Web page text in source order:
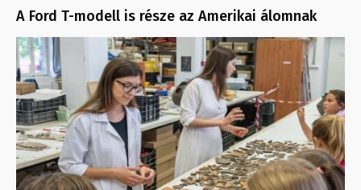
A Ford T-modell is része az Amerikai álomnak